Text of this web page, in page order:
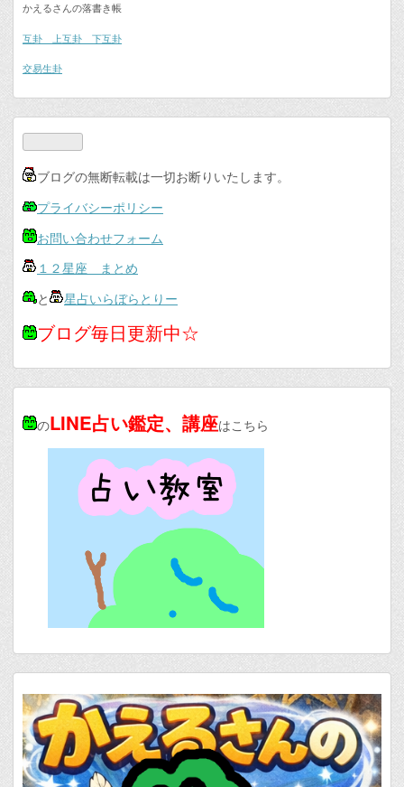
かえるさんの落書き帳
互卦 上互卦 下互卦
交易生卦
ブログの無断転載は一切お断りいたします。
プライバシーポリシー
お問い合わせフォーム
１２星座 まとめ
と
星占いらぼらとりー
ブログ毎日更新中☆
のLINE占い鑑定、講座はこちら